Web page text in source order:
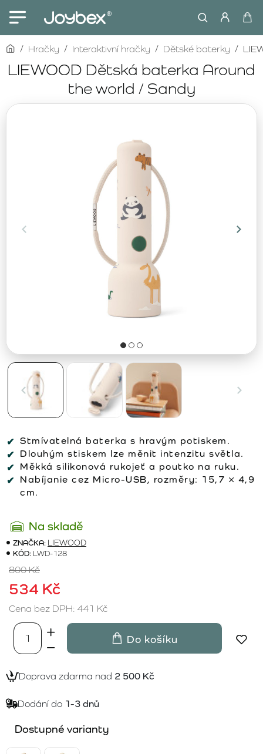
LIEWOOD Dětská baterka Around
the world / Sandy
homeHračky Interaktivní hračky Dětské baterky
Stmívatelná baterka s hravým potiskem.
Dlouhým stiskem lze měnit intenzitu světla.
Měkká silikonová rukojeť a poutko na ruku.
Nabíjanie cez Micro-USB, rozměry: 15,7 × 4,9
cm.
Na skladě
ZNAČKA: LIEWOOD
KÓD: LWD-128
534 Kč
800 Kč
Cena bez DPH: 441 Kč
Do košíku
Doprava zdarma nad 2 500 Kč
Dodání do 1-3 dnů
Dostupné varianty